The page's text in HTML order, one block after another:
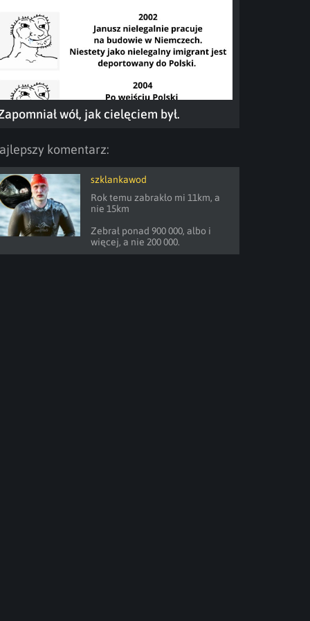
wół, jak cielęciem był.
komentarz:
szklankawod
Rok temu zabrakło mi 11km, a
nie 15km
Zebrał ponad 900 000, albo i
więcej, a nie 200 000.